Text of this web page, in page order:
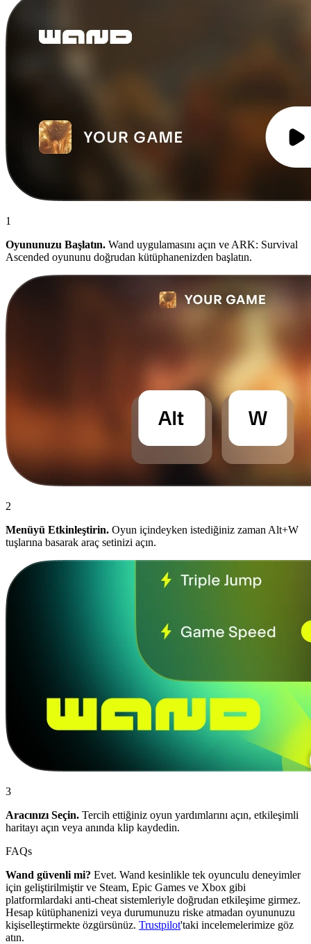
1
Oyununuzu Başlatın. Wand uygulamasını açın ve ARK: Survival
Ascended oyununu doğrudan kütüphanenizden başlatın.
2
Menüyü Etkinleştirin. Oyun içindeyken istediğiniz zaman Alt+W
tuşlarına basarak araç setinizi açın.
3
Aracınızı Seçin. Tercih ettiğiniz oyun yardımlarını açın, etkileşimli
haritayı açın veya anında klip kaydedin.
FAQs
Wand güvenli mi? Evet. Wand kesinlikle tek oyunculu deneyimler
için geliştirilmiştir ve Steam, Epic Games ve Xbox gibi
platformlardaki anti-cheat sistemleriyle doğrudan etkileşime girmez.
Hesap kütüphanenizi veya durumunuzu riske atmadan oyununuzu
kişiselleştirmekte özgürsünüz. Trustpilot'taki incelemelerimize göz
atın.